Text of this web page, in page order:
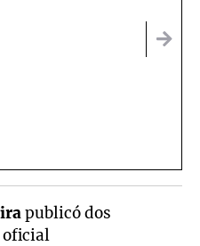
publicó dos
oficial